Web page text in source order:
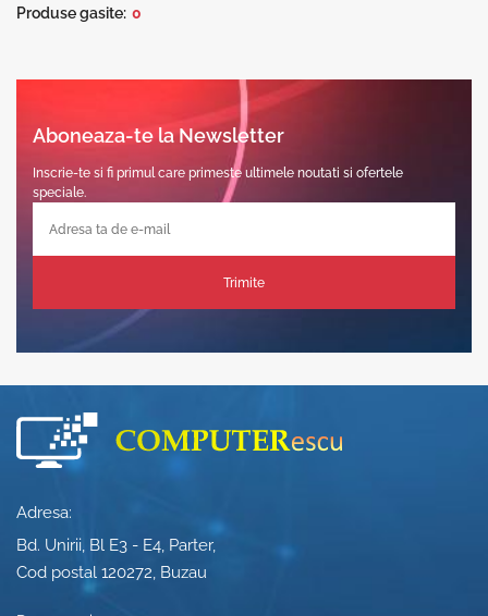
Produse gasite: 0
Aboneaza-te la Newsletter
Inscrie-te si fi primul care primeste ultimele noutati si ofertele
speciale.
Trimite
Adresa:
Bd. Unirii, Bl E3 - E4, Parter,
Cod postal 120272, Buzau